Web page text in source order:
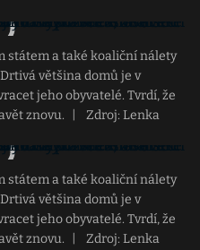
státem a také koaliční nálety
většina domů je v
jeho obyvatelé. Tvrdí, že
znovu.
Zdroj: Lenka
státem a také koaliční nálety
většina domů je v
jeho obyvatelé. Tvrdí, že
znovu.
Zdroj: Lenka